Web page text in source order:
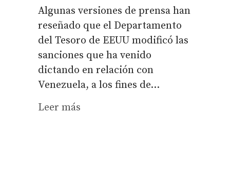
Algunas versiones de prensa han
reseñado que el Departamento
del Tesoro de EEUU modificó las
sanciones que ha venido
dictando en relación con
Venezuela, a los fines de...
Leer más